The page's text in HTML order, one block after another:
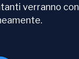
verranno